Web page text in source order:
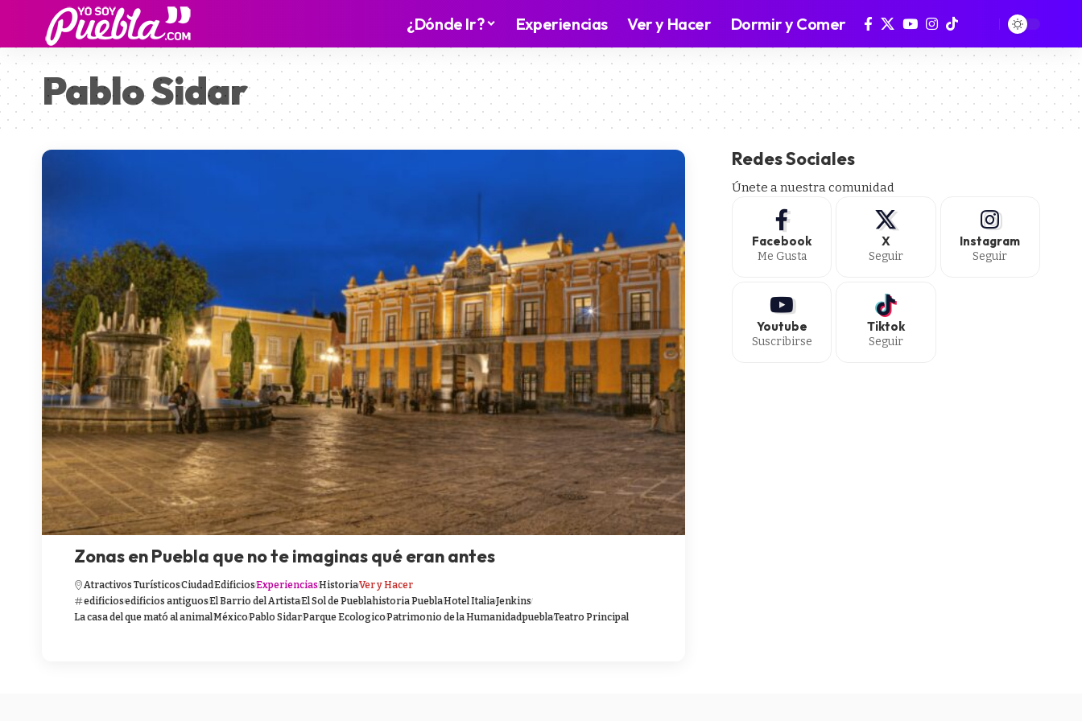
¿Dónde Ir? Experiencias Ver y Hacer Dormir y Comer
Pablo Sidar
Zonas en Puebla que no te imaginas qué eran antes
Atractivos TurísticosCiudadEdificiosExperienciasHistoriaVer y Hacer
edificiosedificios antiguosEl Barrio del ArtistaEl Sol de Pueblahistoria PueblaHotel ItaliaJenkins
La casa del que mató al animalMéxicoPablo SidarParque EcologicoPatrimonio de la HumanidadpueblaTeatro Principal
Redes Sociales
Únete a nuestra comunidad
Facebook
Me Gusta
X
Seguir
Instagram
Seguir
Youtube
Suscribirse
Tiktok
Seguir